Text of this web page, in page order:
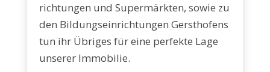
richtungen und Supermärkten, sowie zu
den Bildungseinrichtungen Gerst­hofens
tun ihr Übriges für eine perfekte Lage
unserer Immobilie.